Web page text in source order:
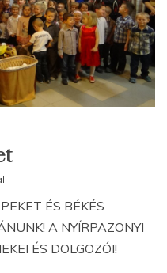
ÉS BÉKÉS
A NYÍRPAZONYI
ÉS DOLGOZÓI!